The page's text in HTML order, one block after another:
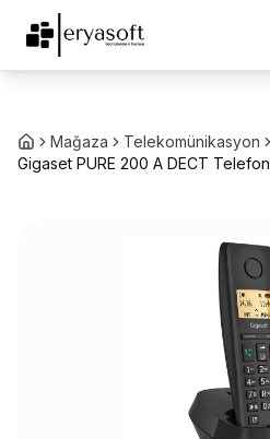
Mağaza Telekomünikasyon
Gigaset PURE 200 A DECT Telefon